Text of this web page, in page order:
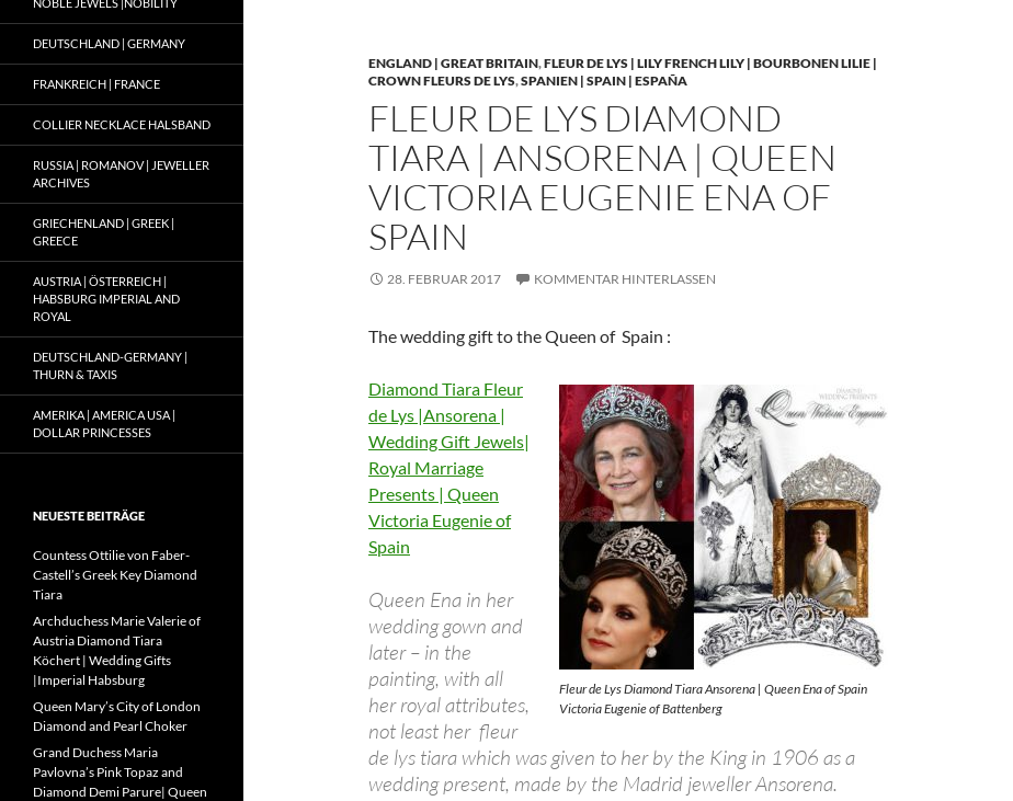
ENGLAND | GREAT BRITAIN,FLEUR DE LYS | LILY FRENCH LILY | BOURBONEN LILIE |
CROWN FLEURS DE LYS,SPANIEN | SPAIN | ESPAÑA
FLEUR DE LYS DIAMOND
TIARA | ANSORENA | QUEEN
VICTORIA EUGENIE ENA OF
SPAIN
28. FEBRUAR 2017 KOMMENTAR HINTERLASSEN
The wedding gift to the Queen of Spain :
Fleur de Lys Diamond Tiara Ansorena | Queen Ena of Spain
Victoria Eugenie of Battenberg
Diamond Tiara Fleur
de Lys |Ansorena |
Wedding Gift Jewels|
Royal Marriage
Presents | Queen
Victoria Eugenie of
Spain
Queen Ena in her
wedding gown and
later – in the
painting, with all
her royal attributes,
not least her fleur
de lys tiara which was given to her by the King in 1906 as a
wedding present, made by the Madrid jeweller Ansorena.
DEUTSCHLAND | GERMANY
FRANKREICH | FRANCE
COLLIER NECKLACE HALSBAND
RUSSIA | ROMANOV | JEWELLER
ARCHIVES
GRIECHENLAND | GREEK |
GREECE
AUSTRIA | ÖSTERREICH |
HABSBURG IMPERIAL AND
ROYAL
DEUTSCHLAND-GERMANY |
THURN & TAXIS
AMERIKA | AMERICA USA |
DOLLAR PRINCESSES
NEUESTE BEITRÄGE
Countess Ottilie von Faber-
Castell’s Greek Key Diamond
Tiara
Archduchess Marie Valerie of
Austria Diamond Tiara
Köchert | Wedding Gifts
|Imperial Habsburg
Queen Mary’s City of London
Diamond and Pearl Choker
Grand Duchess Maria
Pavlovna’s Pink Topaz and
Diamond Demi Parure| Queen